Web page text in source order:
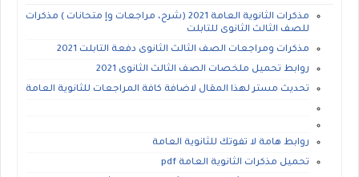
مذكرات الثانوية العامة 2021 (شرح، مراجعات وإ متحانات ) مذكرات
للصف الثالث الثانوى للتابلت
مذكرات ومراجعات الصف الثالث الثانوى دفعة التابلت 2021
روابط تحميل ملخصات الصف الثالث الثانوى 2021
تحديث مستر لهذا المقال لاضافة كافة المراجعات للثانوية العامة
روابط هامة لا تفوتك للثانوية العامة
تحميل مذكرات الثانوية العامة pdf